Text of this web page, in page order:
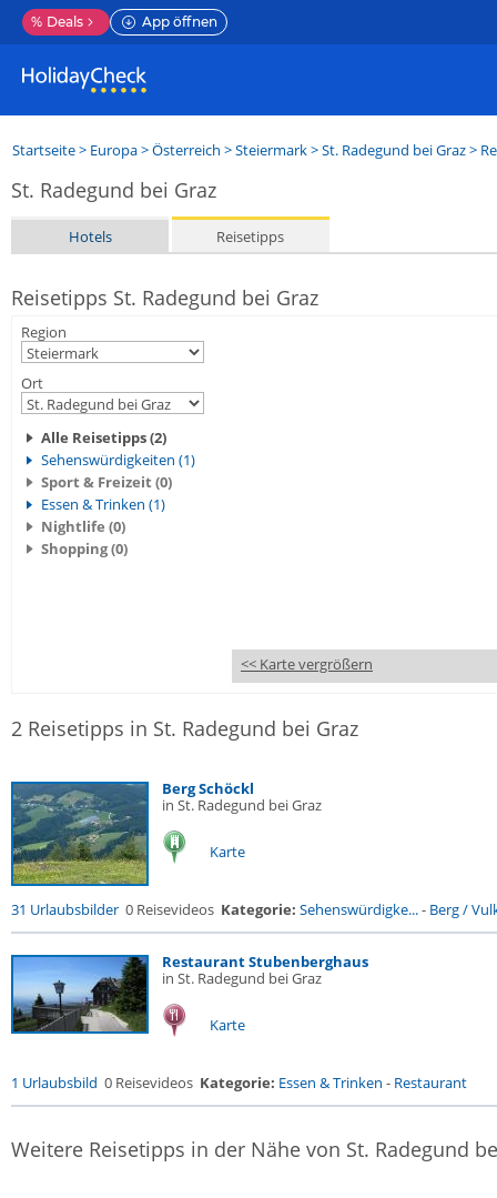
% Deals App öffnen
Startseite> Europa>Österreich >Steiermark>St. Radegund bei Graz>
St. Radegund bei Graz
Hotels Reisetipps
Reisetipps St. Radegund bei Graz
Region
Ort
Alle Reisetipps (2)
Sehenswürdigkeiten (1)
Sport & Freizeit (0)
Essen & Trinken (1)
Nightlife (0)
Shopping (0)
<< Karte vergrößern
2 Reisetipps in St. Radegund bei Graz
Berg Schöckl
in St. Radegund bei Graz
Karte
31 Urlaubsbilder 0 Reisevideos Kategorie: Sehenswürdigke...- Berg /
Restaurant Stubenberghaus
in St. Radegund bei Graz
Karte
1 Urlaubsbild 0 Reisevideos Kategorie: Essen & Trinken - Restaurant
Weitere Reisetipps in der Nähe von St. Radegund